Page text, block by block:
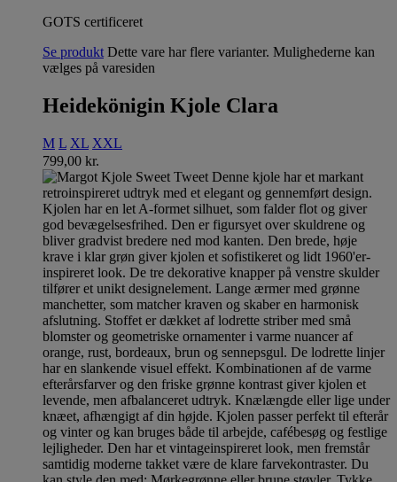
GOTS certificeret
Se produkt Dette vare har flere varianter. Mulighederne kan
vælges på varesiden
Heidekönigin Kjole Clara
M L XL XXL
799,00 kr.